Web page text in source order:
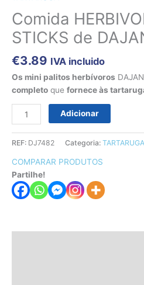
Comida
STICKS de
€3.89 IVA incluido
Os mini palitos herbívoros
completo que fornece às
STICKS
de
DAJANA
Adicionar
REF: DJ7482 Categoria: TARTARUGA
COMPARAR PRODUTOS
Partilhe!